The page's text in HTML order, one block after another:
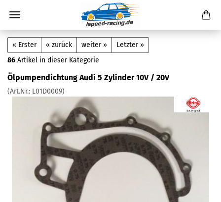
« Erster « zurück weiter »
Letzter »
86 Artikel in dieser Kategorie
Ölpumpendichtung Audi 5 Zylinder 10V / 20V
(Art.Nr.: L01D0009)